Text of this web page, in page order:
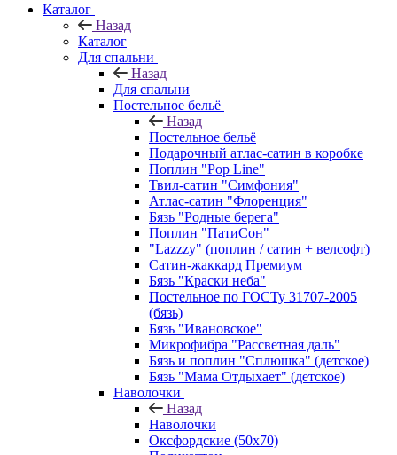
Каталог
Назад
Каталог
Для спальни
Назад
Для спальни
Постельное бельё
Назад
Постельное бельё
Подарочный атлас-сатин в коробке
Поплин "Pop Line"
Твил-сатин "Симфония"
Атлас-сатин "Флоренция"
Бязь "Родные берега"
Поплин "ПатиСон"
"Lazzzy" (поплин / сатин + велсофт)
Сатин-жаккард Премиум
Бязь "Краски неба"
Постельное по ГОСТу 31707-2005
(бязь)
Бязь "Ивановское"
Микрофибра "Рассветная даль"
Бязь и поплин "Сплюшка" (детское)
Бязь "Мама Отдыхает" (детское)
Наволочки
Назад
Наволочки
Оксфордские (50х70)